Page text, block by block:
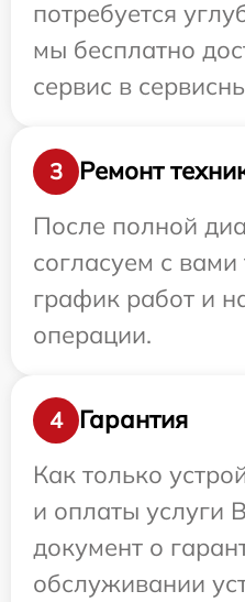
потребуется
мы бесплатно
сервис в
3
Ремонт
После полной
согласуем с
график работ и
операции.
4
Гарантия
Как только
и оплаты услуги
документ о
обслуживании